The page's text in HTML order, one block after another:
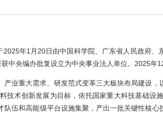
年1月20日由中国科学院、广东省人民政府
中央编办批复设立为中央事业法人单位。2025年
业重大需求、研发范式变革三大板块布局建设
技术创新发展为目标，依托国家重大科技基础
伍和高能级平台设施集聚，产出一批关键性核